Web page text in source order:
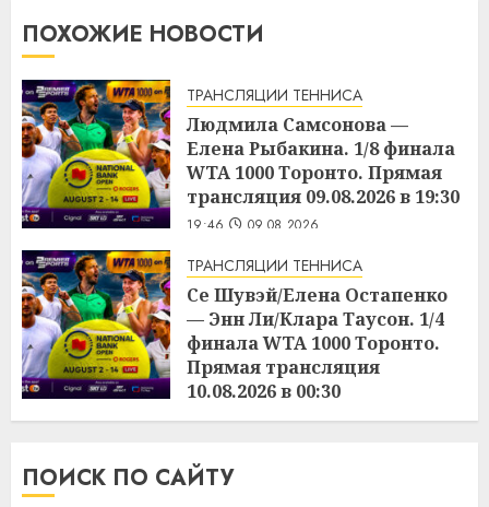
ПОХОЖИЕ НОВОСТИ
ТРАНСЛЯЦИИ ТЕННИСА
Людмила Самсонова —
Елена Рыбакина. 1/8 финала
WTA 1000 Торонто. Прямая
трансляция 09.08.2026 в 19:30
19:46 09.08.2026
ТРАНСЛЯЦИИ ТЕННИСА
Се Шувэй/Елена Остапенко
— Энн Ли/Клара Таусон. 1/4
финала WTA 1000 Торонто.
Прямая трансляция
10.08.2026 в 00:30
17:04 09.08.2026
ПОИСК ПО САЙТУ